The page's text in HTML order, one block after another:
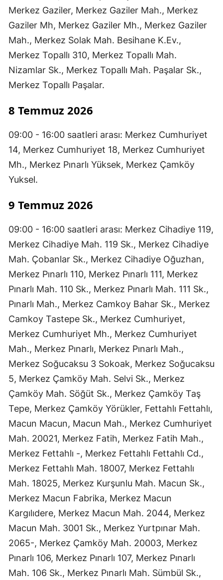
Merkez Gaziler, Merkez Gaziler Mah., Merkez
Gaziler Mh, Merkez Gaziler Mh., Merkez Gaziler
Mah., Merkez Solak Mah. Besihane K.Ev.,
Merkez Topallı 310, Merkez Topallı Mah.
Nizamlar Sk., Merkez Topallı Mah. Paşalar Sk.,
Merkez Topallı Paşalar.
8 Temmuz 2026
09:00 - 16:00 saatleri arası: Merkez Cumhuriyet
14, Merkez Cumhuriyet 18, Merkez Cumhuriyet
Mh., Merkez Pınarlı Yüksek, Merkez Çamköy
Yuksel.
9 Temmuz 2026
09:00 - 16:00 saatleri arası: Merkez Cihadiye 119,
Merkez Cihadiye Mah. 119 Sk., Merkez Cihadiye
Mah. Çobanlar Sk., Merkez Cihadiye Oğuzhan,
Merkez Pınarlı 110, Merkez Pınarlı 111, Merkez
Pınarlı Mah. 110 Sk., Merkez Pınarlı Mah. 111 Sk.,
Pınarlı Mah., Merkez Camkoy Bahar Sk., Merkez
Camkoy Tastepe Sk., Merkez Cumhuriyet,
Merkez Cumhuriyet Mh., Merkez Cumhuriyet
Mah., Merkez Pınarlı, Merkez Pınarlı Mah.,
Merkez Soğucaksu 3 Sokoak, Merkez Soğucaksu
5, Merkez Çamköy Mah. Selvi Sk., Merkez
Çamköy Mah. Söğüt Sk., Merkez Çamköy Taş
Tepe, Merkez Çamköy Yörükler, Fettahlı Fettahlı,
Macun Macun, Macun Mah., Merkez Cumhuriyet
Mah. 20021, Merkez Fatih, Merkez Fatih Mah.,
Merkez Fettahlı -, Merkez Fettahlı Fettahlı Cd.,
Merkez Fettahlı Mah. 18007, Merkez Fettahlı
Mah. 18025, Merkez Kurşunlu Mah. Macun Sk.,
Merkez Macun Fabrika, Merkez Macun
Kargılıdere, Merkez Macun Mah. 2044, Merkez
Macun Mah. 3001 Sk., Merkez Yurtpınar Mah.
2065-, Merkez Çamköy Mah. 20003, Merkez
Pınarlı 106, Merkez Pınarlı 107, Merkez Pınarlı
Mah. 106 Sk., Merkez Pınarlı Mah. Sümbül Sk.,